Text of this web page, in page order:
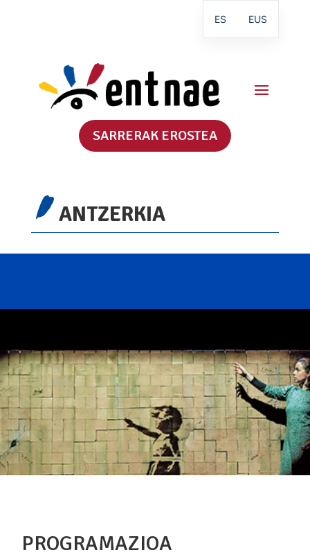
SARRERAK EROSTEA
ANTZERKIA
PROGRAMAZIOA
ES EUS